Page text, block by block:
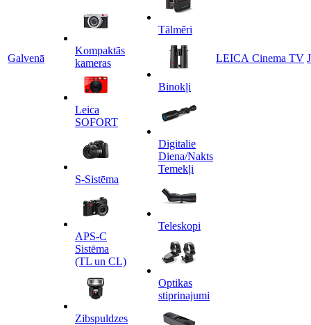
Galvenā
Kompaktās
kameras
Leica
SOFORT
S-Sistēma
APS-C
Sistēma
(TL un CL)
Zibspuldzes
Tālmēri
Binokļi
Digitalie
Diena/Nakts
Temekļi
Teleskopi
Optikas
stiprinajumi
LEICA Cinema TV